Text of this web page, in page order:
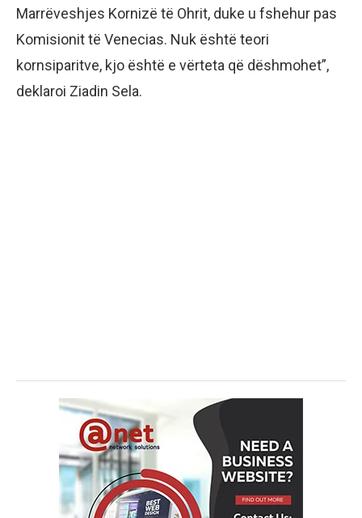
Marrëveshjes Kornizë të Ohrit, duke u fshehur pas
Komisionit të Venecias. Nuk është teori
kornsiparitve, kjo është e vërteta që dëshmohet”,
deklaroi Ziadin Sela.